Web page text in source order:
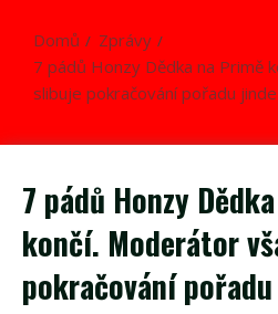
Domů
Zprávy
7 pádů Honzy Dědka na Primě
slibuje pokračování pořadu jinde
7 pádů Honzy
končí. Moderátor
pokračování